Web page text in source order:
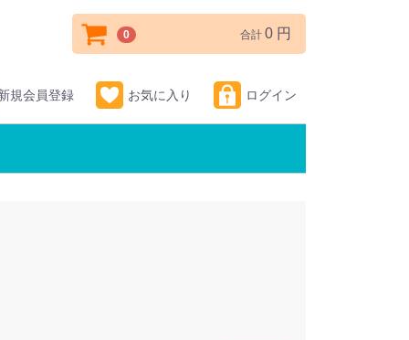
規会員登録 お気に入り ログイン
0 合計 0 円